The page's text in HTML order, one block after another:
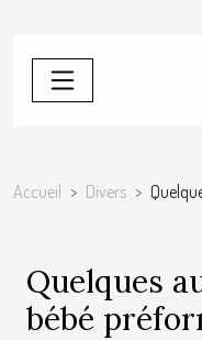
Accueil Divers
Quelques
bébé